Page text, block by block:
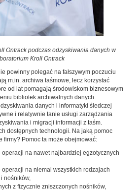
Ontrack podczas odzyskiwania danych w
Kroll Ontrack
powinny polegać na fałszywym poczuciu
m.in. archiwa taśmowe, lecz korzystać
od lat pomagają środowiskom biznesowym
bibliotek archiwalnych danych.
danych i informatyki śledczej
i relatywnie tanie usługi zarządzania
i migracji informacji z taśm.
dostępnych technologii. Na jaką pomoc
firmy? Pomoc ta może obejmować:
na nawet najbardziej egzotycznych
na niemal wszystkich rodzajach
nośników,
z fizycznie zniszczonych nośników,